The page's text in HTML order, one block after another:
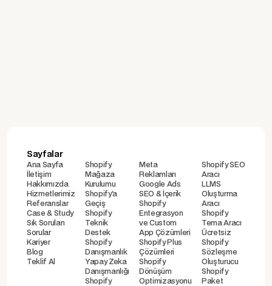
Sayfalar
Ana Sayfa
İletişim
Hakkımızda
Hizmetlerimiz
Referanslar
Case & Study
Sık Sorulan
Sorular
Kariyer
Blog
Teklif Al
Shopify
Mağaza
Kurulumu
Shopify'a
Geçiş
Shopify
Teknik
Destek
Shopify
Danışmanlık
Yapay Zeka
Danışmanlığı
Shopify
Meta
Reklamları
Google Ads
SEO & İçerik
Shopify
Entegrasyon
ve Custom
App Çözümleri
Shopify Plus
Çözümleri
Shopify
Dönüşüm
Optimizasyonu
Shopify SEO
Aracı
LLMS
Oluşturma
Aracı
Shopify
Tema Aracı
Ücretsiz
Shopify
Sözleşme
Oluşturucu
Shopify
Paket